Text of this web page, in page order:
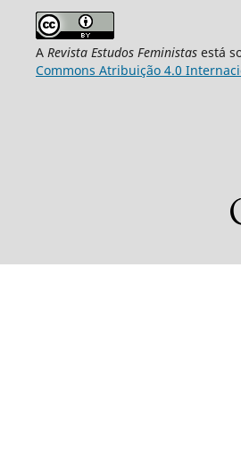
A Revista Estudos Feministasestá
Commons Atribuição 4.0